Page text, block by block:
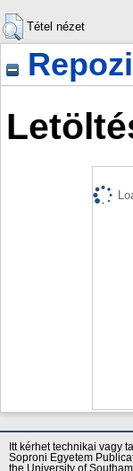
Tétel nézet
Itt kérhet technikai vagy
Soproni Egyetem
the University of